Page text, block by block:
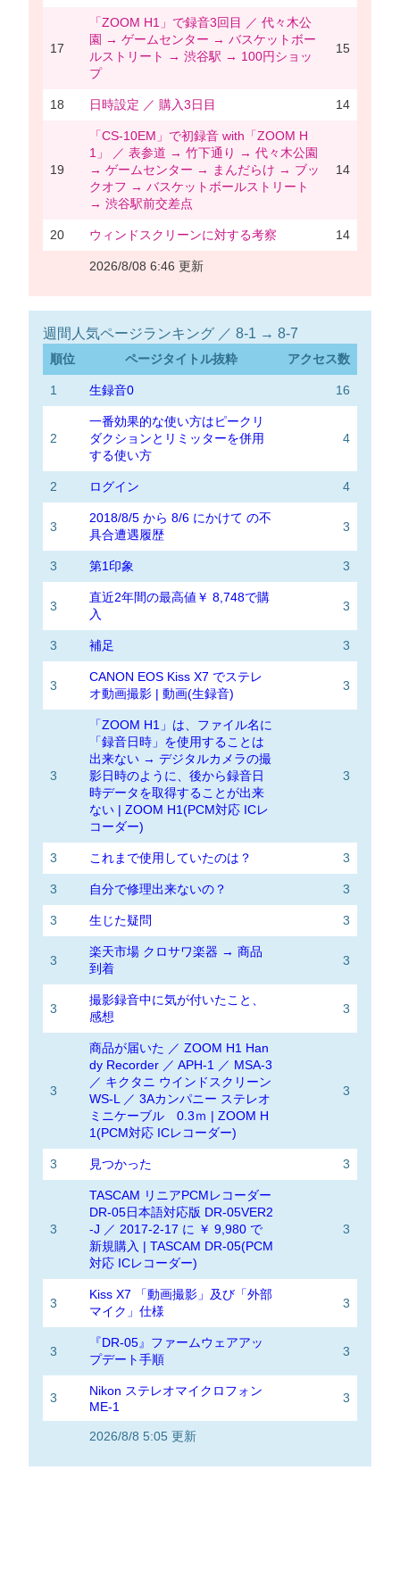
17
「ZOOM H1」で録音3回目 ／ 代々木公
園 → ゲームセンター → バスケットボー
ルストリート → 渋谷駅 → 100円ショッ
プ
15
18 日時設定 ／ 購入3日目 14
19
「CS-10EM」で初録音 with「ZOOM H
1」 ／ 表参道 → 竹下通り → 代々木公園
→ ゲームセンター → まんだらけ → ブッ
クオフ → バスケットボールストリート
→ 渋谷駅前交差点
14
20 ウィンドスクリーンに対する考察 14
2026/8/08 6:46 更新
週間人気ページランキング ／ 8-1 → 8-7
順位 ページタイトル抜粋 アクセス数
1 生録音0 16
2
一番効果的な使い方はピークリ
ダクションとリミッターを併用
する使い方
4
2 ログイン 4
3
2018/8/5 から 8/6 にかけて の不
具合遭遇履歴
3
3 第1印象 3
3
直近2年間の最高値￥ 8,748で購
入
3
3 補足 3
3
CANON EOS Kiss X7 でステレ
オ動画撮影 | 動画(生録音)
3
3
「ZOOM H1」は、ファイル名に
「録音日時」を使用することは
出来ない → デジタルカメラの撮
影日時のように、後から録音日
時データを取得することが出来
ない | ZOOM H1(PCM対応 ICレ
コーダー)
3
3 これまで使用していたのは？ 3
3 自分で修理出来ないの？ 3
3 生じた疑問 3
3
楽天市場 クロサワ楽器 → 商品
到着
3
3
撮影録音中に気が付いたこと、
感想
3
3
商品が届いた ／ ZOOM H1 Han
dy Recorder ／ APH-1 ／ MSA-3
／ キクタニ ウインドスクリーン
WS-L ／ 3Aカンパニー ステレオ
ミニケーブル 0.3ｍ | ZOOM H
1(PCM対応 ICレコーダー)
3
3 見つかった 3
3
TASCAM リニアPCMレコーダー
DR-05日本語対応版 DR-05VER2
-J ／ 2017-2-17 に ￥ 9,980 で
新規購入 | TASCAM DR-05(PCM
対応 ICレコーダー)
3
3
Kiss X7 「動画撮影」及び「外部
マイク」仕様
3
3
『DR-05』ファームウェアアッ
プデート手順
3
3
Nikon ステレオマイクロフォン
ME-1
3
2026/8/8 5:05 更新